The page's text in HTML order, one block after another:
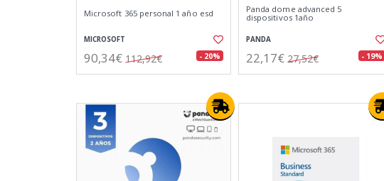
Microsoft 365 personal 1 año esd
MICROSOFT
90,34€ 112,92€ - 20%
Panda dome advanced 5
dispositivos 1año
PANDA
22,17€ 27,52€ - 19%